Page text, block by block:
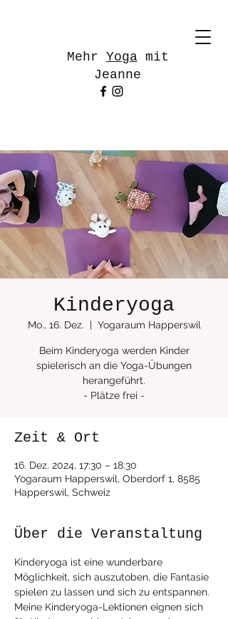
Mehr Yogamit
Jeanne
Kinderyoga
Mo., 16. Dez.
  |
Yogaraum Happerswil
Beim Kinderyoga werden Kinder
spielerisch an die Yoga-Übungen
herangeführt.
- Plätze frei -
Zeit & Ort
16. Dez. 2024, 17:30 – 18:30
Yogaraum Happerswil, Oberdorf 1, 8585
Happerswil, Schweiz
Über die Veranstaltung
Kinderyoga ist eine wunderbare
Möglichkeit, sich auszutoben, die Fantasie
spielen zu lassen und sich zu entspannen.
Meine Kinderyoga-Lektionen eignen sich